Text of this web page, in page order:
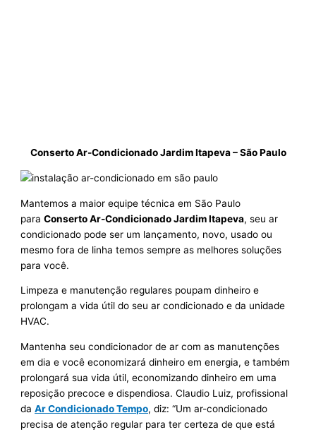
Conserto Ar-Condicionado Jardim Itapeva – São Paulo
Mantemos a maior equipe técnica em São Paulo
paraConserto Ar-Condicionado Jardim Itapeva, seu ar
condicionado pode ser um lançamento, novo, usado ou
mesmo fora de linha temos sempre as melhores soluções
para você.
Limpeza e manutenção regulares poupam dinheiro e
prolongam a vida útil do seu ar condicionado e da unidade
HVAC.
Mantenha seu condicionador de ar com as manutenções
em dia e você economizará dinheiro em energia, e também
prolongará sua vida útil, economizando dinheiro em uma
reposição precoce e dispendiosa. Claudio Luiz, profissional
daAr Condicionado Tempo, diz: “Um ar-condicionado
precisa de atenção regular para ter certeza de que está